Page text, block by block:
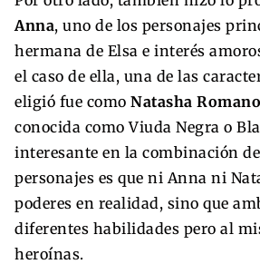
Anna, uno de los personajes
hermana de Elsa e interés
el caso de ella, una de las
eligió fue como Natasha
conocida como Viuda Negra o
interesante en la combinación
personajes es que ni Anna ni
poderes en realidad, sino que
diferentes habilidades pero al
heroínas.